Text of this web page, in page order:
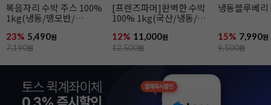
냉동블루베리(1kg)
15% 7,990원
9,500원
냉동딸기(1kg)
14% 5,990원
7,000원
냉동망고
10% 8,990원
10,000원